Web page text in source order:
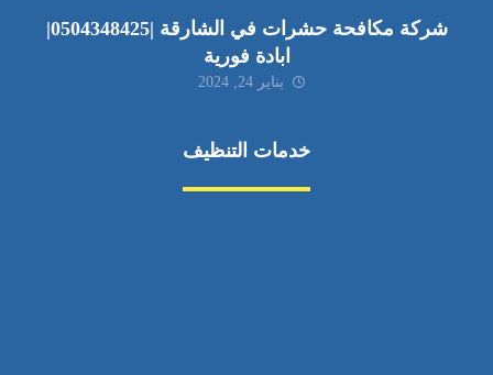
شركة مكافحة حشرات في الشارقة |0504348425|
ابادة فورية
يناير 24, 2024
خدمات التنظيف